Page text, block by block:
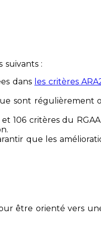
suivants :
dans les critères
sont régulièrement
critères du RGAA
que les
être orienté vers